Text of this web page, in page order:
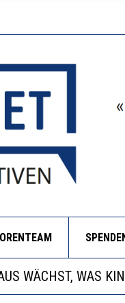
HILFLOSIGKEIT
WÄCHST, WAS
EINEN